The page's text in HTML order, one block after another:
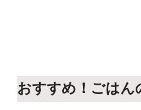
おすすめ！ごはん